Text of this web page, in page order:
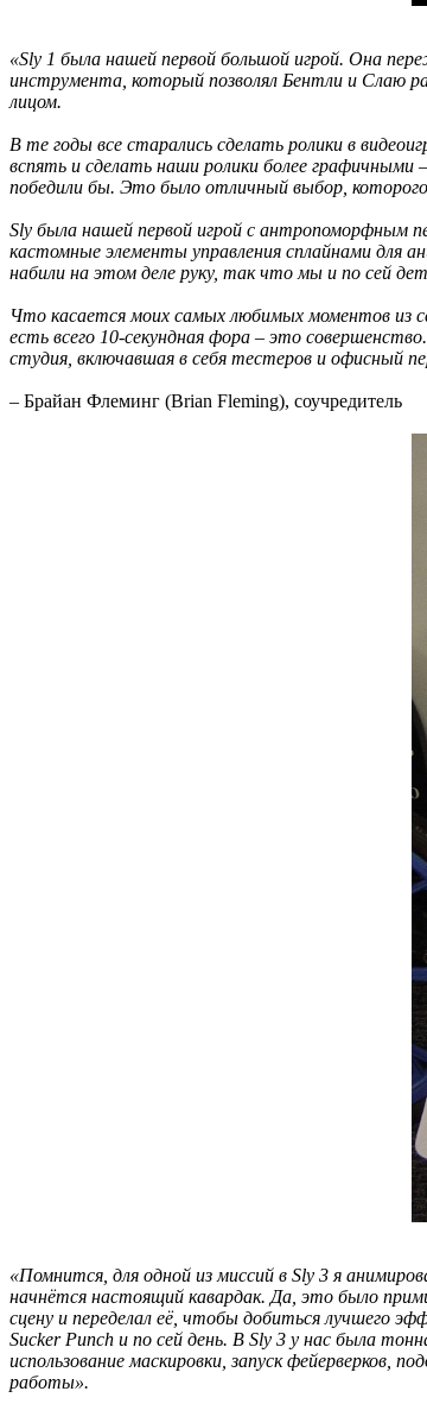
«Sly 1 была нашей первой большой игрой. Она
инструмента, который позволял Бентли и Слаю
лицом.
В те годы все старались сделать ролики в
вспять и сделать наши ролики более графичными
победили бы. Это было отличный выбор,
Sly была нашей первой игрой с антропоморфным
кастомные элементы управления сплайнами для
набили на этом деле руку, так что мы и по сей
Что касается моих самых любимых моментов из
есть всего 10-секундная фора – это
студия, включавшая в себя тестеров и офисный
– Брайан Флеминг (Brian Fleming), соучредитель
«Помнится, для одной из миссий в Sly 3 я
начнётся настоящий кавардак. Да, это было
сцену и переделал её, чтобы добиться лучшего
Sucker Punch и по сей день. В Sly 3 у нас была
использование маскировки, запуск фейерверков,
работы».